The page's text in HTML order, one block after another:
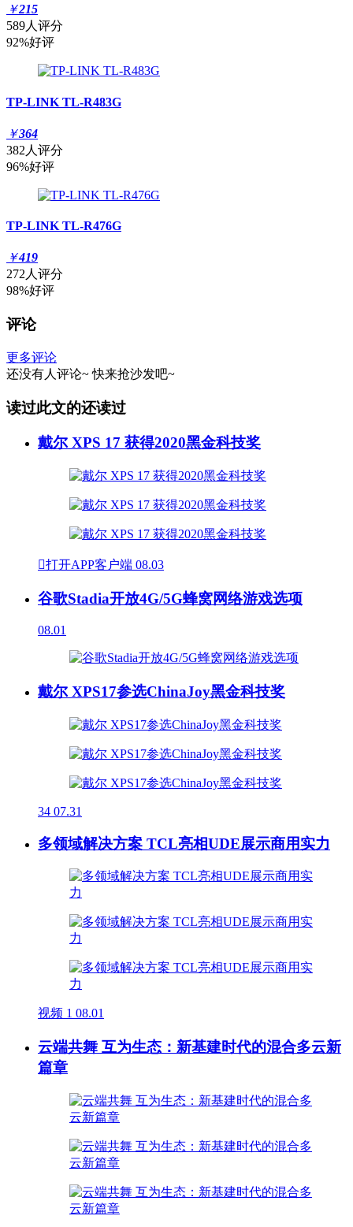
￥215
589人评分
92%好评
TP-LINK TL-R483G
￥364
382人评分
96%好评
TP-LINK TL-R476G
￥419
272人评分
98%好评
评论
更多评论
还没有人评论~ 快来抢沙发吧~
读过此文的还读过
戴尔 XPS 17 获得2020黑金科技奖
打开APP客户端 08.03
谷歌Stadia开放4G/5G蜂窝网络游戏选项
08.01
戴尔 XPS17参选ChinaJoy黑金科技奖
34 07.31
多领域解决方案 TCL亮相UDE展示商用实力
视频 1 08.01
云端共舞 互为生态：新基建时代的混合多云新
篇章